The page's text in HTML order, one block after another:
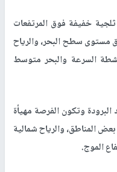
خفيفة فوق المرتفعات
يزيد ارتفاعها عن 700 م فوق مستوى سطح البحر، والرياح
السرعة والبحر متوسط
وتكون الفرصة مهيأة
المناطق، والرياح شمالية
الموج.